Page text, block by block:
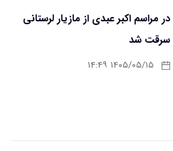
در مراسم اکبر عبدی از مازیار لرستانی
سرقت شد
۱۴۰۵/۰۵/۱۵ ۱۴:۴۹